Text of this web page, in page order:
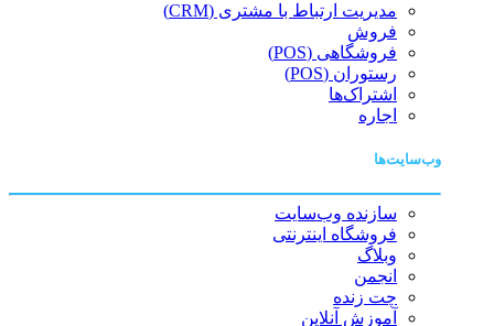
مدیریت ارتباط با مشتری (CRM)
فروش
فروشگاهی (POS)
رستوران (POS)
اشتراک‌ها
اجاره
وب‌سایت‌ها
سازنده وب‌سایت
فروشگاه اینترنتی
وبلاگ
انجمن
چت زنده
آموزش آنلاین